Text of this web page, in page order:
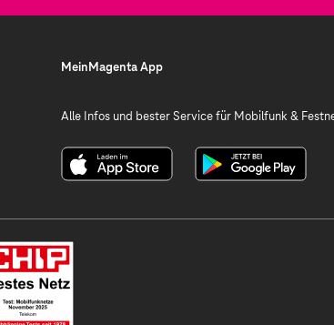
MeinMagenta App
Alle Infos und bester Service für Mobilfunk &